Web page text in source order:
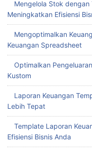
Mengelola Stok
Meningkatkan Efisiensi
Mengoptimalkan
Keuangan Spreadsheet
Optimalkan
Kustom
Laporan Keuangan
Lebih Tepat
Template Laporan
Efisiensi Bisnis Anda